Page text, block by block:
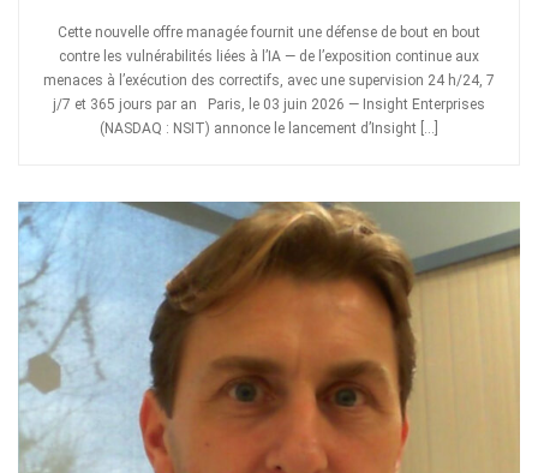
Cette nouvelle offre managée fournit une défense de bout en bout
contre les vulnérabilités liées à l’IA — de l’exposition continue aux
menaces à l’exécution des correctifs, avec une supervision 24 h/24, 7
j/7 et 365 jours par an Paris, le 03 juin 2026 — Insight Enterprises
(NASDAQ : NSIT) annonce le lancement d’Insight […]